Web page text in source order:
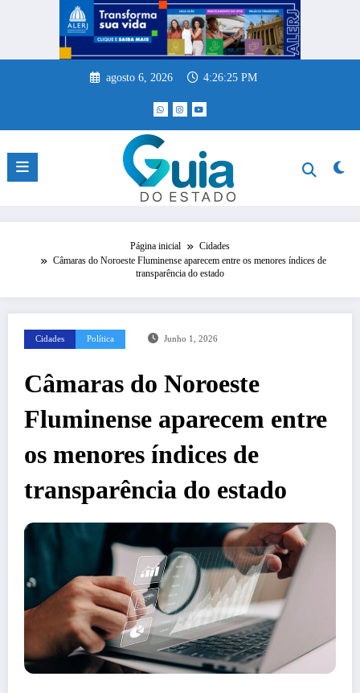
agosto 6, 2026 4:26:25 PM
Página inicial
Cidades
Câmaras do Noroeste Fluminense aparecem entre os menores índices de
transparência do estado
Cidades Política Junho 1, 2026
Câmaras do Noroeste
Fluminense aparecem entre
os menores índices de
transparência do estado